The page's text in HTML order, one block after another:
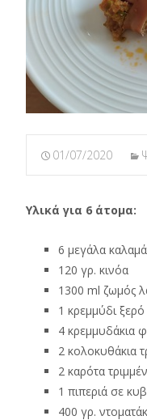
01/07/2020
Υλικά για 6 άτομα:
6 μεγάλα
120 γρ. κινόα
1300 ml ζωμός
1 κρεμμύδι
4 κρεμμυδάκια
2 κολοκυθάκια
2 καρότα
1 πιπεριά σε
400 γρ.